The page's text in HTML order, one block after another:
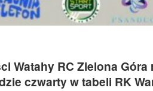
Watahy RC Zielona
czwarty w tabeli RK